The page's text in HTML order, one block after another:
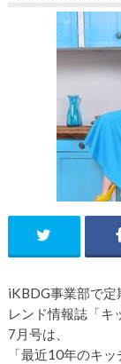
iKBDG事業部で定
レンド情報誌「キ
7月号は、
「最近10年のキ